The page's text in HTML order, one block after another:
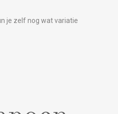
je zelf nog wat variatie